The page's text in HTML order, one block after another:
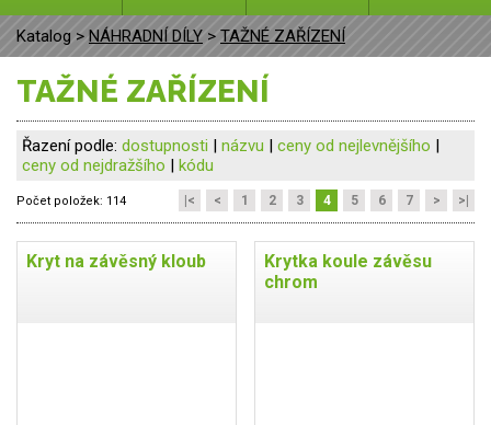
Katalog > NÁHRADNÍ DÍLY > TAŽNÉ ZAŘÍZENÍ
TAŽNÉ ZAŘÍZENÍ
Řazení podle: dostupnosti | názvu | ceny od nejlevnějšího |
ceny od nejdražšího | kódu
Počet položek: 114 |< < 1 2 3 4 5 6 7 > >|
Kryt na závěsný kloub
Krytka koule závěsu
chrom